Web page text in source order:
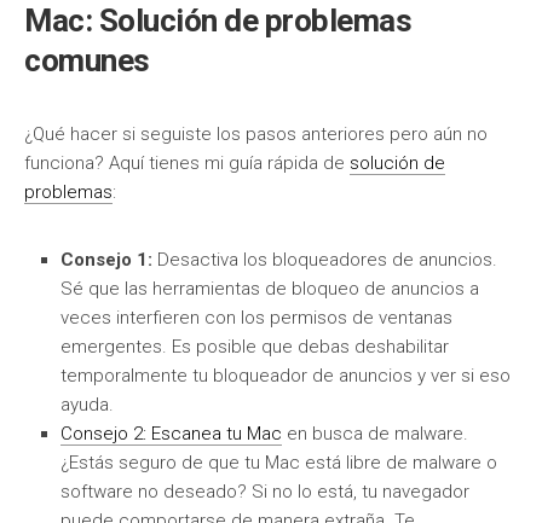
Mac: Solución de problemas
comunes
¿Qué hacer si seguiste los pasos anteriores pero aún no
funciona? Aquí tienes mi guía rápida de solución de
problemas:
Consejo 1: Desactiva los bloqueadores de anuncios.
Sé que las herramientas de bloqueo de anuncios a
veces interfieren con los permisos de ventanas
emergentes. Es posible que debas deshabilitar
temporalmente tu bloqueador de anuncios y ver si eso
ayuda.
Consejo 2: Escanea tu Mac en busca de malware.
¿Estás seguro de que tu Mac está libre de malware o
software no deseado? Si no lo está, tu navegador